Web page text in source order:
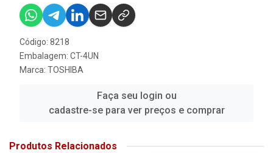
Código: 8218
Embalagem: CT-4UN
Marca: TOSHIBA
Faça seu login ou
cadastre-se para ver preços e comprar
Produtos Relacionados